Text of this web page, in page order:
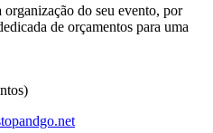
do seu evento, por
de orçamentos para uma